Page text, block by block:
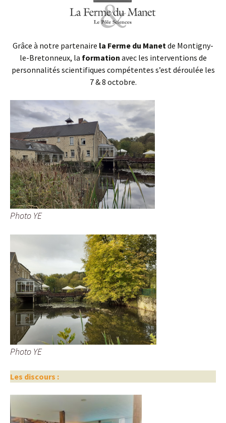
Grâce à notre partenaire la Ferme du Manetde Montigny-
le-Bretonneux, la formation avec les interventions de
personnalités scientifiques compétentes s’est déroulée les
7 & 8 octobre.
Photo YE
Photo YE
Les discours :